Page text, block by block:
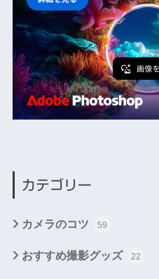
カテゴリー
カメラのコツ 59
おすすめ撮影グッズ 22